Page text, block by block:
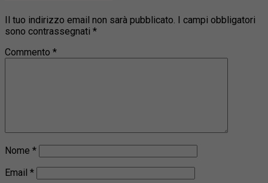
Il tuo indirizzo email non sarà pubblicato. I campi obbligatori
sono contrassegnati *
Commento *
Nome *
Email *